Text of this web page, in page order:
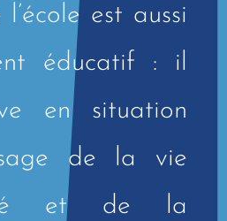
est aussi
éducatif :
il
en situation
de la vie
et de la